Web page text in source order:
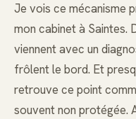
Je vois ce mécanisme
mon cabinet à Saintes.
viennent avec un
frôlent le bord. Et
retrouve ce point
souvent non protégée.